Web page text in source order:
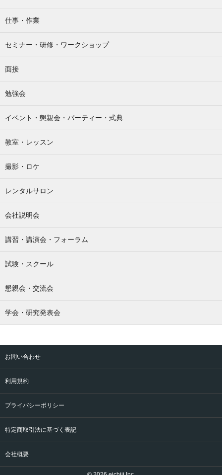
仕事・作業
セミナー・研修・ワークショップ
面接
勉強会
イベント・懇親会・パーティー・式典
教室・レッスン
撮影・ロケ
レンタルサロン
会社説明会
講習・講演会・フォーラム
試験・スクール
懇親会・交流会
学会・研究発表会
お問い合わせ
利用規約
プライバシーポリシー
特定商取引法に基づく表記
会社概要